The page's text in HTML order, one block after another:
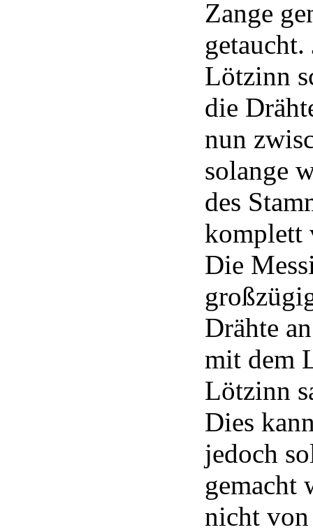
Zange
Lötzinn
die
nun
solange
des
komplett
Die
Drähte
mit dem
Lötzinn
Dies
jedoch
gemacht
nicht von